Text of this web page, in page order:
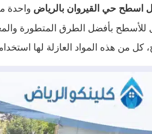
اسطح حي القيروان بالرياض واحدة
للأسطح بأفضل الطرق المتطورة
كل من هذه المواد العازلة لها